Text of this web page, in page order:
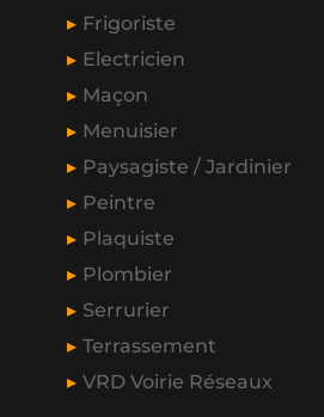
Frigoriste
Electricien
Maçon
Menuisier
Paysagiste / Jardinier
Peintre
Plaquiste
Plombier
Serrurier
Terrassement
VRD Voirie Réseaux